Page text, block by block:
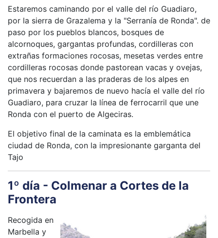
Estaremos caminando por el valle del río Guadiaro,
por la sierra de Grazalema y la "Serranía de Ronda". de
paso por los pueblos blancos, bosques de
alcornoques, gargantas profundas, cordilleras con
extrañas formaciones rocosas, mesetas verdes entre
cordilleras rocosas donde pastorean vacas y ovejas,
que nos recuerdan a las praderas de los alpes en
primavera y bajaremos de nuevo hacía el valle del río
Guadiaro, para cruzar la línea de ferrocarril que une
Ronda con el puerto de Algeciras.
El objetivo final de la caminata es la emblemática
ciudad de Ronda, con la impresionante garganta del
Tajo
1º día - Colmenar a Cortes de la
Frontera
Recogida en
Marbella y